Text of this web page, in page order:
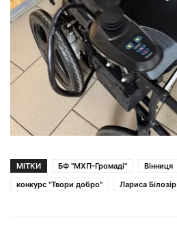
МІТКИ БФ "МХП-Громаді" Вінниця
конкурс "Твори добро"
Лариса Білозір